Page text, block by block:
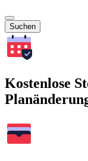
Suchen
Kostenlose